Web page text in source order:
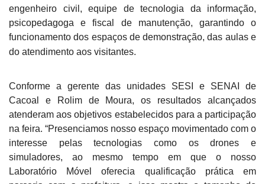
engenheiro civil, equipe de tecnologia da informação,
psicopedagoga e fiscal de manutenção, garantindo o
funcionamento dos espaços de demonstração, das aulas e
do atendimento aos visitantes.
Conforme a gerente das unidades SESI e SENAI de
Cacoal e Rolim de Moura, os resultados alcançados
atenderam aos objetivos estabelecidos para a participação
na feira. “Presenciamos nosso espaço movimentado com o
interesse pelas tecnologias como os drones e
simuladores, ao mesmo tempo em que o nosso
Laboratório Móvel oferecia qualificação prática em